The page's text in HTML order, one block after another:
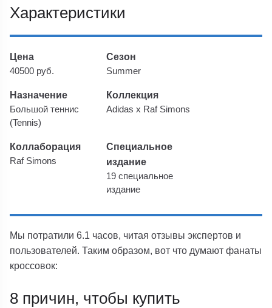
Характеристики
Цена
40500 руб.
Сезон
Summer
Назначение
Большой теннис
(Tennis)
Коллекция
Adidas x Raf Simons
Коллаборация
Raf Simons
Специальное
издание
19 специальное
издание
Мы потратили 6.1 часов, читая отзывы экспертов и
пользователей. Таким образом, вот что думают фанаты
кроссовок:
8 причин, чтобы купить